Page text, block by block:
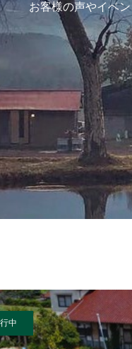
お客様の声やイベ
中